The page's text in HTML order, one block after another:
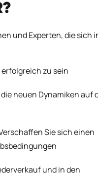
und Experten, die sich
zu sein
neuen Dynamiken auf
Sie sich einen
und in den